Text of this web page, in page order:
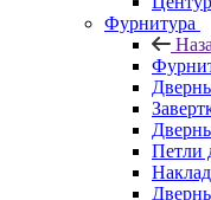
Фурнитура
Петли